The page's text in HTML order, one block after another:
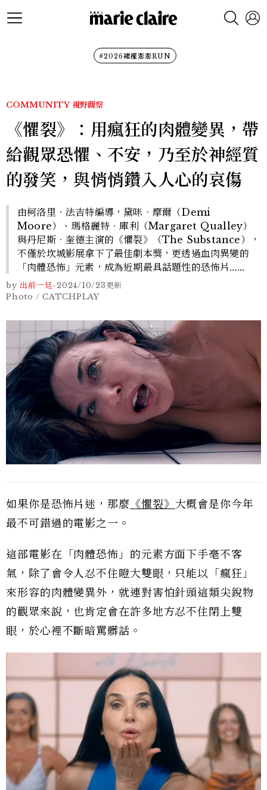
#2026裙襬澎澎RUN
COMMUNITY 視野觀察
《懼裂》：用瘋狂的肉體變異，帶
給觀眾恐懼、不安，乃至於神經質
的發笑，與悄悄鑽入人心的哀傷
由柯洛里．法吉特編導，黛咪．摩爾（Demi
Moore）、瑪格麗特．庫利（Margaret Qualley）
與丹尼斯．奎德主演的《懼裂》（The Substance），
不僅於坎城影展拿下了最佳劇本獎，更透過血肉異變的
「肉體恐怖」元素，成為近期最具話題性的恐怖片……
by 出前一廷-2024/10/23更新
Photo / CATCHPLAY
如果你是恐怖片迷，那麼 《懼裂》 大概會是你今年
最不可錯過的電影之一。
這部電影在「肉體恐怖」的元素方面下手毫不客
氣，除了會令人忍不住瞪大雙眼，只能以「瘋狂」
來形容的肉體變異外，就連對害怕針頭這類尖銳物
的觀眾來說，也肯定會在許多地方忍不住閉上雙
眼，於心裡不斷暗罵髒話。